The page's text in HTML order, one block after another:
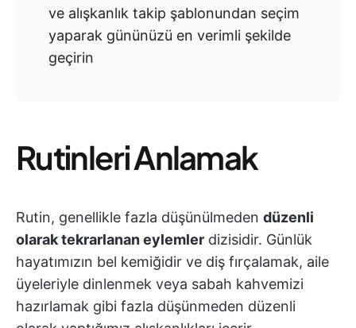
ve alışkanlık takip şablonundan seçim
yaparak gününüzü en verimli şekilde
geçirin
Rutinleri Anlamak
Rutin, genellikle fazla düşünülmeden düzenli
olarak tekrarlanan eylemler dizisidir. Günlük
hayatımızın bel kemiğidir ve diş fırçalamak, aile
üyeleriyle dinlenmek veya sabah kahvemizi
hazırlamak gibi fazla düşünmeden düzenli